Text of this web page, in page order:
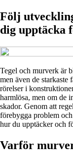
Följ
dig upptäcka
Tegel och murverk är
men även de starkaste
rörelser i
harmlösa, men om de
skador. Genom att
förebygga problem
hur du upptäcker och
Varför